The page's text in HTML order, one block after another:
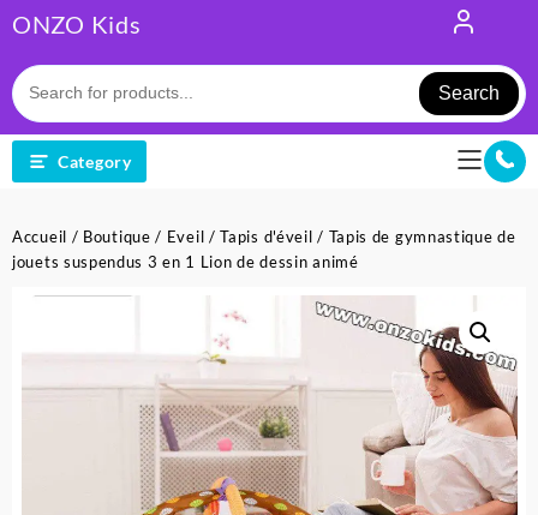
to
content
ONZO Kids
Search
Category
Accueil / Boutique / Eveil /Tapis d'éveil / Tapis de gymnastique de
jouets suspendus 3 en 1 Lion de dessin animé